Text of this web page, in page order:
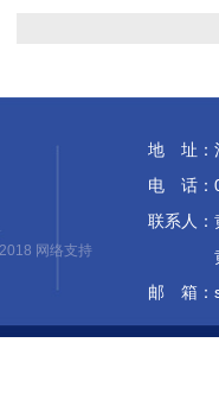
网络支持
地 址：
电 话：
联系人
黄 佳
邮 箱：